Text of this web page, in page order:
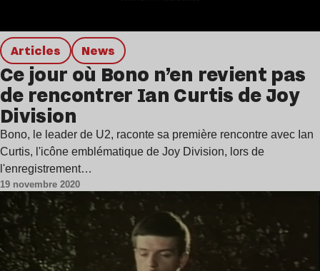
Articles news
Ce jour où Bono n’en revient pas
de rencontrer Ian Curtis de Joy
Division
Bono, le leader de U2, raconte sa première rencontre avec Ian
Curtis, l'icône emblématique de Joy Division, lors de
l'enregistrement…
19 novembre 2020